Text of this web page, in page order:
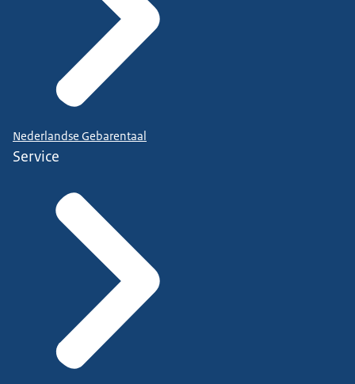
Nederlandse Gebarentaal
Service